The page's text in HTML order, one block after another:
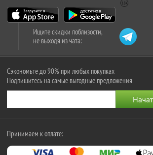
Ищите скидки поблизости,
не выходя из чата:
Сэкономьте до 90% при любых покупках
Подпишитесь на самые выгодные предложения
Принимаем к оплате: